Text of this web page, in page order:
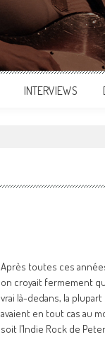
INTERVIEWS
Après toutes ces
on croyait fermement
vrai là-dedans, la
avaient en tout cas au
soit l’Indie Rock de